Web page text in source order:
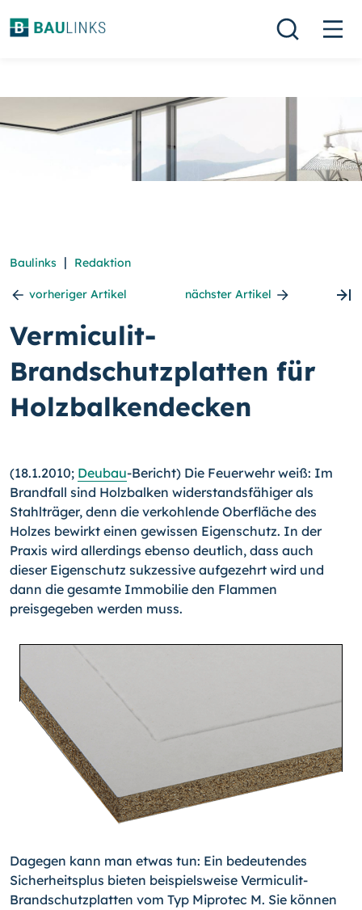
Baulinks | Redaktion
vorheriger Artikel nächster Artikel
Vermiculit-
Brandschutzplatten für
Holzbalkendecken
(18.1.2010; Deubau-Bericht) Die Feuerwehr weiß: Im
Brandfall sind Holzbalken widerstandsfähiger als
Stahlträger, denn die verkohlende Oberfläche des
Holzes bewirkt einen gewissen Eigenschutz. In der
Praxis wird allerdings ebenso deutlich, dass auch
dieser Eigenschutz sukzessive aufgezehrt wird und
dann die gesamte Immobilie den Flammen
preisgegeben werden muss.
Dagegen kann man etwas tun: Ein bedeutendes
Sicherheitsplus bieten beispielsweise Vermiculit-
Brandschutzplatten vom Typ Miprotec M. Sie können